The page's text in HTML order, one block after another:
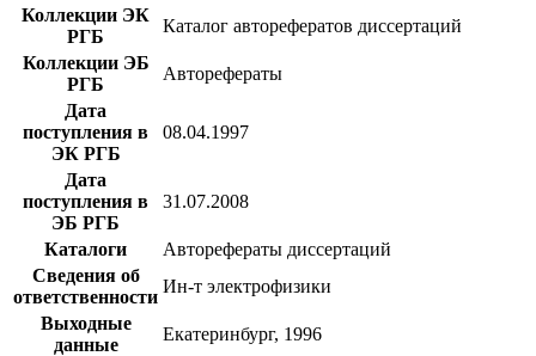
Коллекции ЭК
РГБ
Каталог авторефератов диссертаций
Коллекции ЭБ
РГБ
Авторефераты
Дата
поступления в
ЭК РГБ
08.04.1997
Дата
поступления в
ЭБ РГБ
31.07.2008
Каталоги
Авторефераты диссертаций
Сведения об
ответственности
Ин-т электрофизики
Выходные
данные
Екатеринбург, 1996